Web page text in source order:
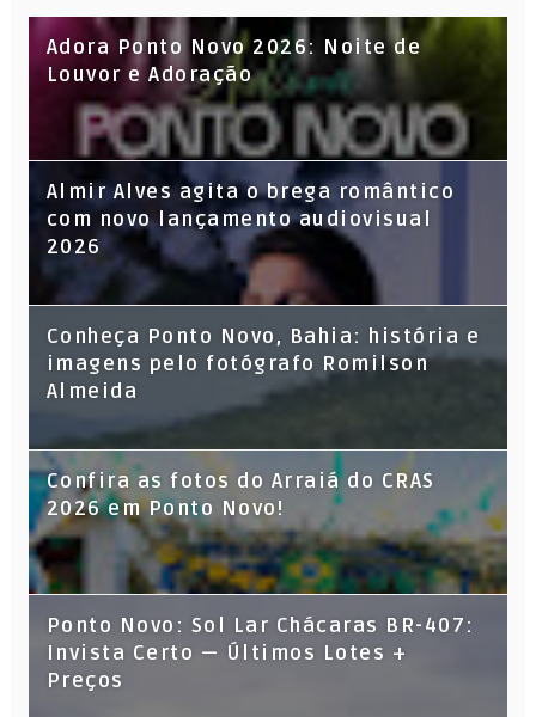
Adora Ponto Novo 2026: Noite de
Louvor e Adoração
Almir Alves agita o brega romântico
com novo lançamento audiovisual
2026
Conheça Ponto Novo, Bahia: história e
imagens pelo fotógrafo Romilson
Almeida
Confira as fotos do Arraiá do CRAS
2026 em Ponto Novo!
Ponto Novo: Sol Lar Chácaras BR-407:
Invista Certo — Últimos Lotes +
Preços